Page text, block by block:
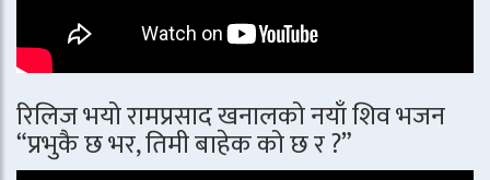
रिलिज भयो रामप्रसाद खनालको नयाँ शिव भजन
“प्रभुकै छ भर, तिमी बाहेक को छ र ?”